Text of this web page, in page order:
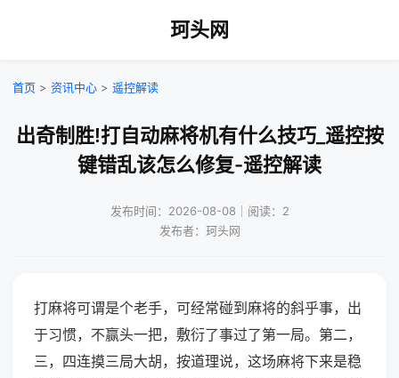
珂头网
首页 > 资讯中心 > 遥控解读
出奇制胜!打自动麻将机有什么技巧_遥控按
键错乱该怎么修复-遥控解读
发布时间：2026-08-08｜阅读：2
发布者：珂头网
打麻将可谓是个老手，可经常碰到麻将的斜乎事，出
于习惯，不赢头一把，敷衍了事过了第一局。第二，
三，四连摸三局大胡，按道理说，这场麻将下来是稳